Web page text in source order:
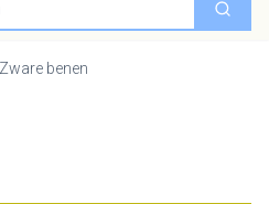
Zoek
Zware benen